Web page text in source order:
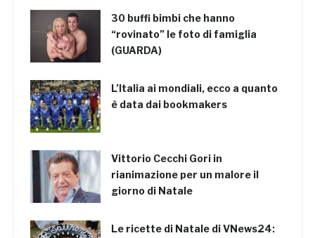
30 buffi bimbi che hanno
“rovinato” le foto di famiglia
(GUARDA)
L’Italia ai mondiali, ecco a quanto
è data dai bookmakers
Vittorio Cecchi Gori in
rianimazione per un malore il
giorno di Natale
Le ricette di Natale di VNews24: